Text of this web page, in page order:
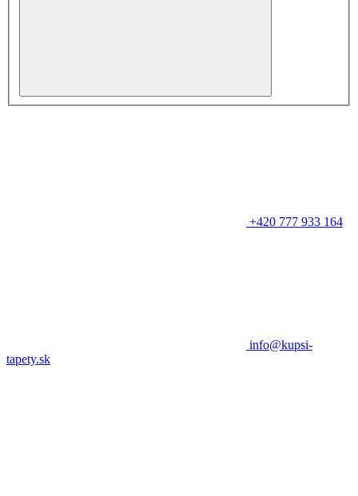
+420 777 933 164
info@kupsi-
tapety.sk